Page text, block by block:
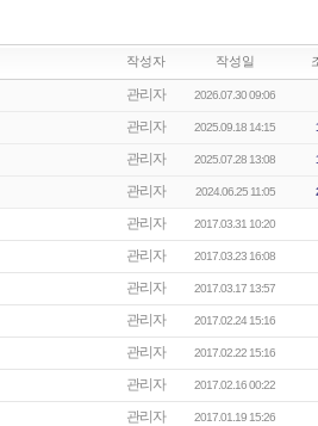
작성자 작성일
관리자 2026.07.30 09:06
관리자 2025.09.18 14:15
관리자 2025.07.28 13:08
관리자 2024.06.25 11:05
관리자 2017.03.31 10:20
관리자 2017.03.23 16:08
관리자 2017.03.17 13:57
관리자 2017.02.24 15:16
관리자 2017.02.22 15:16
관리자 2017.02.16 00:22
관리자 2017.01.19 15:26